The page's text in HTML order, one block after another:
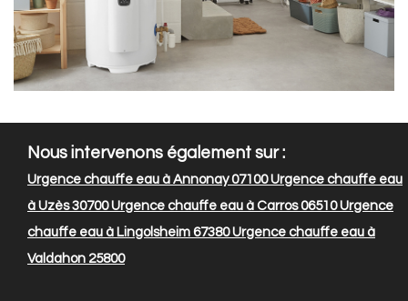
Nous intervenons également sur :
Urgence chauffe eau à Annonay 07100Urgence chauffe eau
à Uzès 30700Urgence chauffe eau à Carros 06510Urgence
chauffe eau à Lingolsheim 67380Urgence chauffe eau à
Valdahon 25800